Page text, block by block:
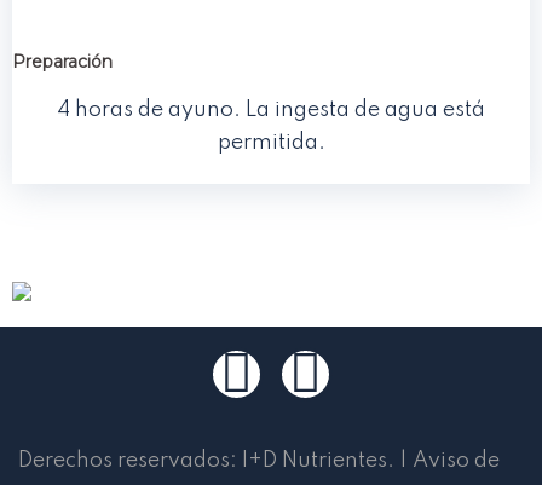
Preparación
4 horas de ayuno. La ingesta de agua está
permitida.
Derechos reservados: I+D Nutrientes.
Aviso de